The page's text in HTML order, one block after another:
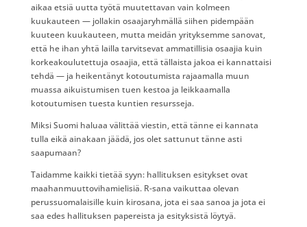
aikaa etsiä uutta työtä muutettavan vain kolmeen
kuukauteen — jollakin osaajaryhmällä siihen pidempään
kuuteen kuukauteen, mutta meidän yrityksemme sanovat,
että he ihan yhtä lailla tarvitsevat ammatillisia osaajia kuin
korkeakoulutettuja osaajia, että tällaista jakoa ei kannattaisi
tehdä — ja heikentänyt kotoutumista rajaamalla muun
muassa aikuistumisen tuen kestoa ja leikkaamalla
kotoutumisen tuesta kuntien resursseja.
Miksi Suomi haluaa välittää viestin, että tänne ei kannata
tulla eikä ainakaan jäädä, jos olet sattunut tänne asti
saapumaan?
Taidamme kaikki tietää syyn: hallituksen esitykset ovat
maahanmuuttovihamielisiä. R-sana vaikuttaa olevan
perussuomalaisille kuin kirosana, jota ei saa sanoa ja jota ei
saa edes hallituksen papereista ja esityksistä löytyä.